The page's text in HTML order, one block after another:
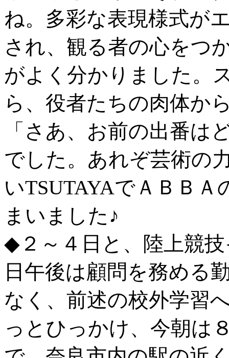
ね。多彩な表現様式が
され、観る者の心をつ
がよく分かりました。
ら、役者たちの肉体か
「さあ、お前の出番は
でした。あれぞ芸術の
いTSUTAYAでＡＢＢ
まいました♪
◆２～４日と、陸上競
日午後は顧問を務める
なく、前述の校外学習
っとひっかけ、今朝は